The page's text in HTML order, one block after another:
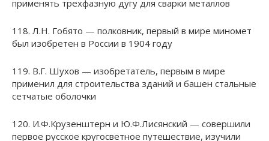
применять трехфазную дугу для сварки металлов
118. Л.Н. Гобято — полковник, первый в мире миномет
был изобретен в России в 1904 году
119. В.Г. Шухов — изобретатель, первым в мире
применил для строительства зданий и башен стальные
сетчатые оболочки
120. И.Ф.Крузенштерн и Ю.Ф.Лисянский — совершили
первое русское кругосветное путешествие, изучили